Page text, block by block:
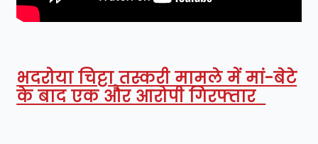
भदरोया चिट्टा तस्करी मामले में मां-बेटे
के बाद एक और आरोपी गिरफ्तार